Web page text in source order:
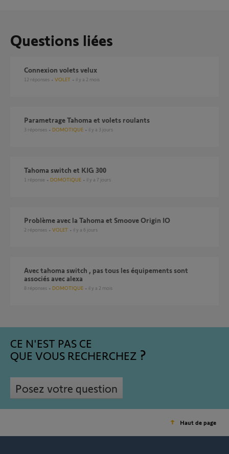
Questions liées
Connexion volets velux
12 réponses VOLET il y a 2 mois
Parametrage Tahoma et volets roulants
3 réponses DOMOTIQUE il y a 3 jours
Tahoma switch et KIG 300
1 réponse DOMOTIQUE il y a 7 jours
Problème avec la Tahoma et Smoove Origin IO
2 réponses VOLET il y a 6 jours
Avec tahoma switch , pas tous les équipements sont
associés avec alexa
8 réponses DOMOTIQUE il y a 2 mois
CE N'EST PAS CE
QUE VOUS RECHERCHEZ
Posez votre question
Haut de page